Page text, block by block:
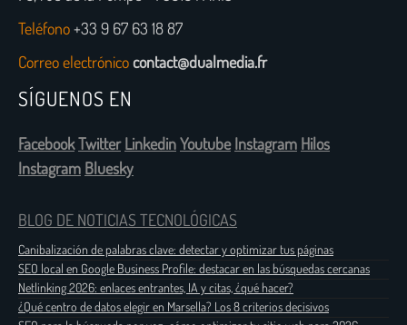
Teléfono+33 9 67 63 18 87
Correo electrónicocontact@dualmedia.fr
SÍGUENOS EN
FacebookTwitter LinkedinYoutube Instagram Hilos
Instagram Bluesky
BLOG DE NOTICIAS TECNOLÓGICAS
Canibalización de palabras clave: detectar y optimizar tus páginas
SEO local en Google Business Profile: destacar en las búsquedas cercanas
Netlinking 2026: enlaces entrantes, IA y citas, ¿qué hacer?
¿Qué centro de datos elegir en Marsella? Los 8 criterios decisivos